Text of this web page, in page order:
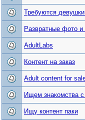
Требуются
Развратные фото и
AdultLabs
Контент на заказ
Adult content for
Ищем знакомства
Ищу контент паки